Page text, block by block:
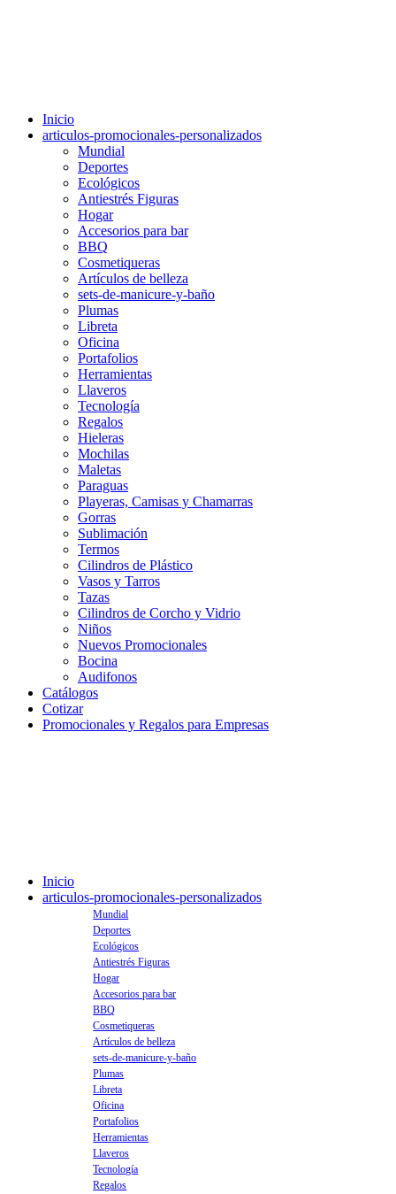
Inicio
articulos-promocionales-personalizados
Mundial
Deportes
Ecológicos
Antiestrés Figuras
Hogar
Accesorios para bar
BBQ
Cosmetiqueras
Artículos de belleza
sets-de-manicure-y-baño
Plumas
Libreta
Oficina
Portafolios
Herramientas
Llaveros
Tecnología
Regalos
Hieleras
Mochilas
Maletas
Paraguas
Playeras, Camisas y Chamarras
Gorras
Sublimación
Termos
Cilindros de Plástico
Vasos y Tarros
Tazas
Cilindros de Corcho y Vidrio
Niños
Nuevos Promocionales
Bocina
Audifonos
Catálogos
Cotizar
Promocionales y Regalos para Empresas
Inicio
articulos-promocionales-personalizados
Mundial
Deportes
Ecológicos
Antiestrés Figuras
Hogar
Accesorios para bar
BBQ
Cosmetiqueras
Artículos de belleza
sets-de-manicure-y-baño
Plumas
Libreta
Oficina
Portafolios
Herramientas
Llaveros
Tecnología
Regalos